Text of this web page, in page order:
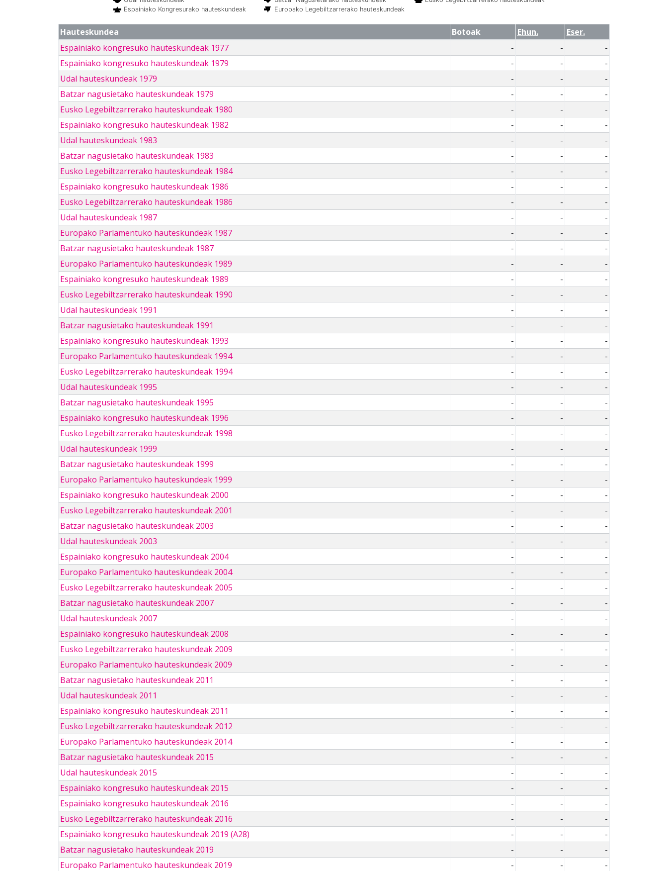
Espainiako Kongresurako hauteskundeak
Europako Legebiltzarrerako hauteskundeak
Hauteskundea Botoak Ehun.
Eser.
Espainiako kongresuko hauteskundeak 1977
- -
-
Espainiako kongresuko hauteskundeak 1979
- -
-
Udal hauteskundeak 1979
- -
-
Batzar nagusietako hauteskundeak 1979
- -
-
Eusko Legebiltzarrerako hauteskundeak 1980
- -
-
Espainiako kongresuko hauteskundeak 1982
- -
-
Udal hauteskundeak 1983
- -
-
Batzar nagusietako hauteskundeak 1983
- -
-
Eusko Legebiltzarrerako hauteskundeak 1984
- -
-
Espainiako kongresuko hauteskundeak 1986
- -
-
Eusko Legebiltzarrerako hauteskundeak 1986
- -
-
Udal hauteskundeak 1987
- -
-
Europako Parlamentuko hauteskundeak 1987
- -
-
Batzar nagusietako hauteskundeak 1987
- -
-
Europako Parlamentuko hauteskundeak 1989
- -
-
Espainiako kongresuko hauteskundeak 1989
- -
-
Eusko Legebiltzarrerako hauteskundeak 1990
- -
-
Udal hauteskundeak 1991
- -
-
Batzar nagusietako hauteskundeak 1991
- -
-
Espainiako kongresuko hauteskundeak 1993
- -
-
Europako Parlamentuko hauteskundeak 1994
- -
-
Eusko Legebiltzarrerako hauteskundeak 1994
- -
-
Udal hauteskundeak 1995
- -
-
Batzar nagusietako hauteskundeak 1995
- -
-
Espainiako kongresuko hauteskundeak 1996
- -
-
Eusko Legebiltzarrerako hauteskundeak 1998
- -
-
Udal hauteskundeak 1999
- -
-
Batzar nagusietako hauteskundeak 1999
- -
-
Europako Parlamentuko hauteskundeak 1999
- -
-
Espainiako kongresuko hauteskundeak 2000
- -
-
Eusko Legebiltzarrerako hauteskundeak 2001
- -
-
Batzar nagusietako hauteskundeak 2003
- -
-
Udal hauteskundeak 2003
- -
-
Espainiako kongresuko hauteskundeak 2004
- -
-
Europako Parlamentuko hauteskundeak 2004
- -
-
Eusko Legebiltzarrerako hauteskundeak 2005
- -
-
Batzar nagusietako hauteskundeak 2007
- -
-
Udal hauteskundeak 2007
- -
-
Espainiako kongresuko hauteskundeak 2008
- -
-
Eusko Legebiltzarrerako hauteskundeak 2009
- -
-
Europako Parlamentuko hauteskundeak 2009
- -
-
Batzar nagusietako hauteskundeak 2011
- -
-
Udal hauteskundeak 2011
- -
-
Espainiako kongresuko hauteskundeak 2011
- -
-
Eusko Legebiltzarrerako hauteskundeak 2012
- -
-
Europako Parlamentuko hauteskundeak 2014
- -
-
Batzar nagusietako hauteskundeak 2015
- -
-
Udal hauteskundeak 2015
- -
-
Espainiako kongresuko hauteskundeak 2015
- -
-
Espainiako kongresuko hauteskundeak 2016
- -
-
Eusko Legebiltzarrerako hauteskundeak 2016
- -
-
Espainiako kongresuko hauteskundeak 2019 (A28)
- -
-
Batzar nagusietako hauteskundeak 2019
- -
-
Europako Parlamentuko hauteskundeak 2019
- -
-